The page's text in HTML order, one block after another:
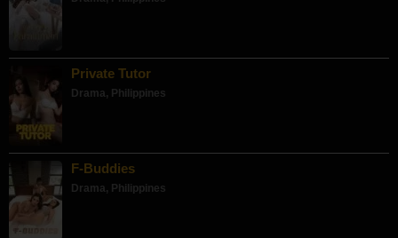
Private Tutor
Drama, Philippines
F-Buddies
Drama, Philippines